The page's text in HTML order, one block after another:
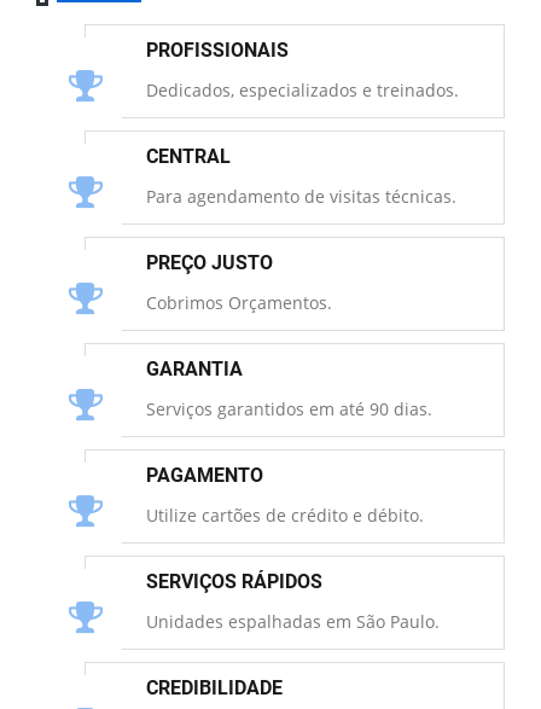
PROFISSIONAIS
Dedicados, especializados e treinados.
CENTRAL
Para agendamento de visitas técnicas.
PREÇO JUSTO
Cobrimos Orçamentos.
GARANTIA
Serviços garantidos em até 90 dias.
PAGAMENTO
Utilize cartões de crédito e débito.
SERVIÇOS RÁPIDOS
Unidades espalhadas em São Paulo.
CREDIBILIDADE